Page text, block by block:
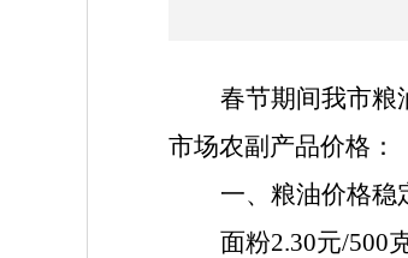
春节期间我市粮
市场农副产品价格：
一、粮油价格稳
面粉2.30元/500